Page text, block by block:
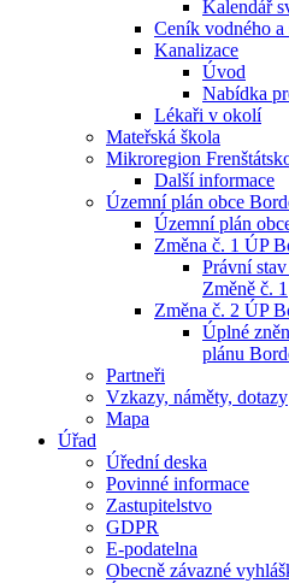
Kalendář
Ceník vodného a
Kanalizace
Úvod
Nabídka
Lékaři v okolí
Mateřská škola
Mikroregion
Další informace
Územní plán obce
Územní plán
Změna č. 1 ÚP
Právní
Změně č. 1
Změna č. 2 ÚP
Úplné
plánu
Partneři
Vzkazy, náměty, dotazy
Mapa
Úřad
Úřední deska
Povinné informace
Zastupitelstvo
GDPR
E-podatelna
Obecně závazné